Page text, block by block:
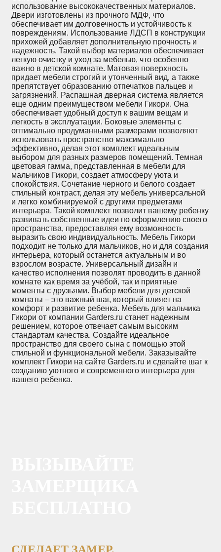
использование высококачественных материалов.
Двери изготовлены из прочного МДФ, что
обеспечивает им долговечность и устойчивость к
повреждениям. Использование ЛДСП в конструкции
прихожей добавляет дополнительную прочность и
надежность. Такой выбор материалов обеспечивает
легкую очистку и уход за мебелью, что особенно
важно в детской комнате. Матовая поверхность
придает мебели строгий и утонченный вид, а также
препятствует образованию отпечатков пальцев и
загрязнений. Распашная дверная система является
еще одним преимуществом мебели Гикори. Она
обеспечивает удобный доступ к вашим вещам и
легкость в эксплуатации. Боковые элементы с
оптимально продуманными размерами позволяют
использовать пространство максимально
эффективно, делая этот комплект идеальным
выбором для разных размеров помещений. Темная
цветовая гамма, представленная в мебели для
мальчиков Гикори, создает атмосферу уюта и
спокойствия. Сочетание черного и белого создает
стильный контраст, делая эту мебель универсальной
и легко комбинируемой с другими предметами
интерьера. Такой комплект позволит вашему ребенку
развивать собственные идеи по оформлению своего
пространства, предоставляя ему возможность
выразить свою индивидуальность. Мебель Гикори
подходит не только для мальчиков, но и для создания
интерьера, который останется актуальным и во
взрослом возрасте. Универсальный дизайн и
качество исполнения позволят проводить в данной
комнате как время за учёбой, так и приятные
моменты с друзьями. Выбор мебели для детской
комнаты – это важный шаг, который влияет на
комфорт и развитие ребенка. Мебель для мальчика
Гикори от компании Garders.ru станет надежным
решением, которое отвечает самым высоким
стандартам качества. Создайте идеальное
пространство для своего сына с помощью этой
стильной и функциональной мебели. Заказывайте
комплект Гикори на сайте Garders.ru и сделайте шаг к
созданию уютного и современного интерьера для
вашего ребенка.